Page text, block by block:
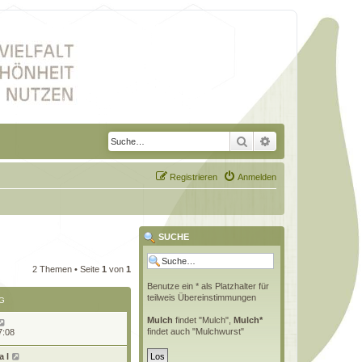
Suche Erweiterte Suche
Anmelden
Registrieren
2 Themen • Seite 1 von 1
l
SUCHE
Benutze ein * als Platzhalter für
teilweis Übereinstimmungen
Mulch findet "Mulch", Mulch*
findet auch "Mulchwurst"